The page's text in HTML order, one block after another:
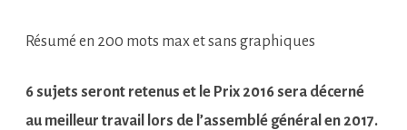
Résumé en 200 mots max et sans graphiques
6 sujets seront retenus et le Prix 2016 sera décerné
au meilleur travail lors de l’assemblé général en 2017.